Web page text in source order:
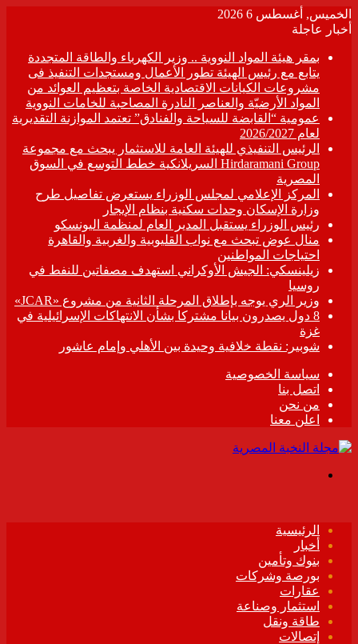
الخميس, أغسطس 6 2026
أخبار عاجلة
بمقر هيئة المواد النووية .. وزير الكهرباء والطاقة المتجددة
يتابع مع رئيس الهيئة تطور الأعمال ومستجدات التنفيذ فى
مشروعات الكيانات الاقتصادية الخاصة بتعظيم العوائد من
المواد الأرضيّة والعناصر النادرة المصاحبة للخامات النووية
عمومية “القابضة للسياحة والفنادق” تعتمد الموازنة التقديرية
لعام 2026/2027
الرئيس التنفيذي للهيئة العامة للاستثمار يبحث مع مجموعة
Hirdaramani Group السريلانكية خطط التوسع في السوق
المصرية
المركز الإعلامي لمجلس الوزراء يستعرض تفاصيل طرح
وزارة الإسكان وحدات سكنية بنظام الإيجار
رئيس الوزراء يستقبل المدير العام لمنظمة اليونسكو
منال عوض تبحث مع نواب القليوبية والغربية والقاهرة
احتياجات المواطنين
زيلينسكي: الجيش الأوكراني استهدف مصفاتين للنفط في
روسيا
وزير الري يوجه بإطلاق المرحلة الثانية من مشروع «JCAR»
8 دول يصدرون بيانا مشتركا بشأن الانتهاكات الإسرائيلية في
غزة
شوبير: نقطة خلافية وحيدة بين الأهلي وإمام عاشور
سياسة الخصوصية
اتصل بنا
من نحن
اعلن معنا
الرئيسية
أخبار
بنوك وتأمين
بورصة وشركات
عقارات
استثمار وصناعة
طاقة ونقل
إتصالات